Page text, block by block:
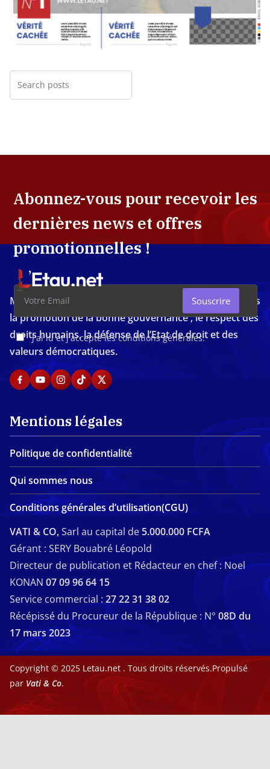
Abonnez-vous pour recevoir les
dernières news et offres
promotionnelles !
J'ai lu et j'accepte les conditions générales.
Souscrire
Média d'investigation ivoirien résolument engagé dans
la promotion de la bonne gouvernance , le respect des
droits humains, la défense de l’Etat de droit et des
valeurs démocratiques.
Mentions légales
Politique de confidentialité
Qui sommes nous
Conditions générales d’utilisation(CGU)
VATI & CO,Sarl au capital de 5.000.000 FCFA
Gérant : SERY Bouabré Léopold
Directeur de publication et Rédacteur en chef : Noel
KONAN 07 09 96 64 15
Service commercial : 27 22 31 38 02
Récépissé du Procureur de la République : N° 08D du
17 mars 2023
Copyright © 2025 Letau.net . Tous droits réservés.Propulsé
par Vati & Co.